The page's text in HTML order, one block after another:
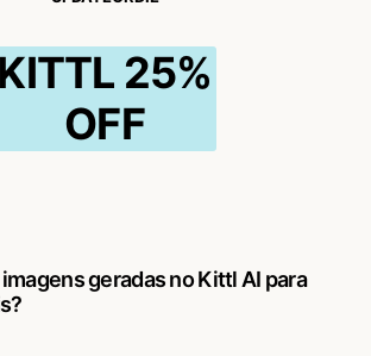
KITTL 25%
OFF
geradas no Kittl AI para